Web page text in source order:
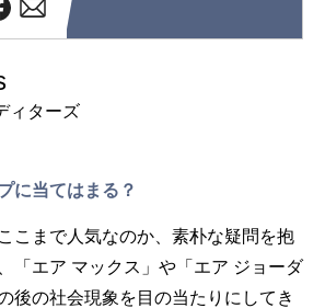
ィターズ
に当てはまる？
こまで人気なのか、素朴な疑問を抱
「エア マックス」や「エア ジョーダ
後の社会現象を目の当たりにしてき